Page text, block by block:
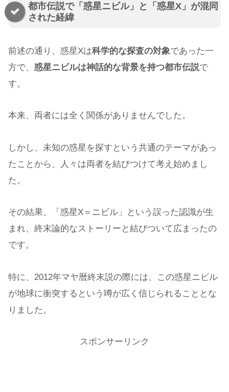
都市伝説で「惑星ニビル」と「惑星X」が混同
された経緯
前述の通り、惑星Xは科学的な探査の対象であった一
方で、 惑星ニビルは神話的な背景を持つ都市伝説で
す。
本来、両者には全く関係がありませんでした。
しかし、未知の惑星を探すという共通のテーマがあっ
たことから、人々は両者を結びつけて考え始めまし
た。
その結果、「惑星X＝ニビル」という誤った認識が生
まれ、終末論的なストーリーと結びついて広まったの
です。
特に、2012年マヤ暦終末説の際には、この惑星ニビル
が地球に衝突するという噂が広く信じられることとな
りました。
スポンサーリンク